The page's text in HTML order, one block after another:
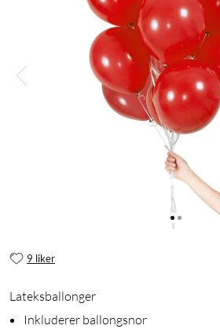
9 liker
Lateksballonger
Inkluderer ballongsnor